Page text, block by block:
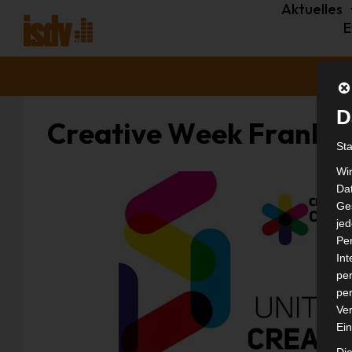
Aktuelles
Creative Week